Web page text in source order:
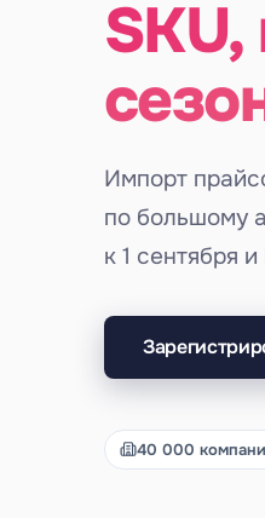
Импорт
по большому
к 1 сентября
40 000